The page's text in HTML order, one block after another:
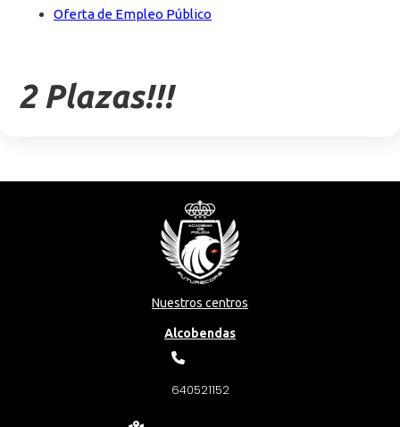
Oferta de Empleo Público
2 Plazas!!!
Nuestros centros
Alcobendas
640521152